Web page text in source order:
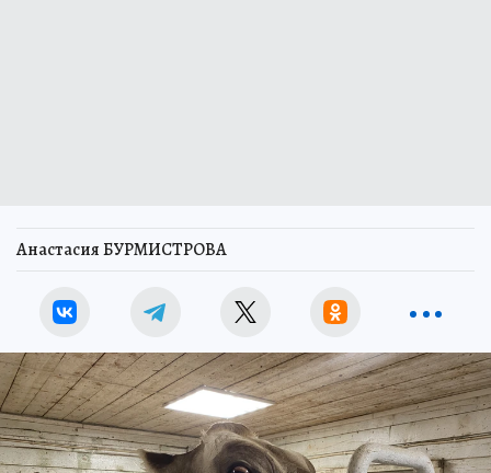
Анастасия БУРМИСТРОВА